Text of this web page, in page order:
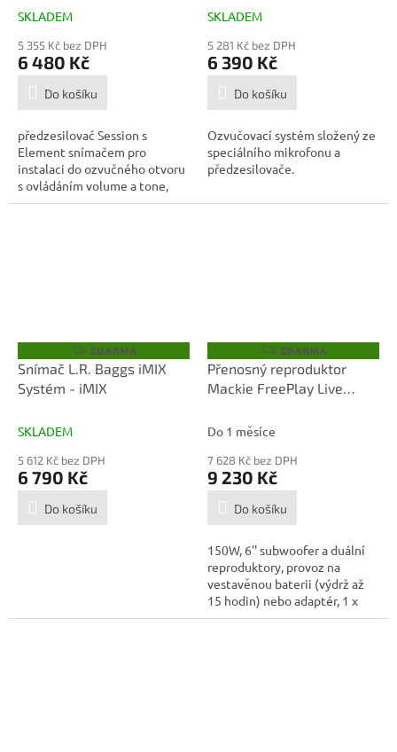
SKLADEM
5 355 Kč bez DPH
6 480 Kč
Do košíku
předzesilovač Session s
Element snímačem pro
instalaci do ozvučného otvoru
s ovládáním volume a tone,
dynamický...
SKLADEM
5 281 Kč bez DPH
6 390 Kč
Do košíku
Ozvučovací systém složený ze
speciálního mikrofonu a
předzesilovače.
Z
D
A
R
ZDARMA
Snímač L.R. Baggs iMIX
Systém - iMIX
SKLADEM
5 612 Kč bez DPH
6 790 Kč
Do košíku
Z
D
A
R
ZDARMA
Přenosný reproduktor
Mackie FreePlay Live
Do 1 měsíce
7 628 Kč bez DPH
9 230 Kč
Do košíku
150W, 6'' subwoofer a duální
reproduktory, provoz na
vestavěnou baterii (výdrž až
15 hodin) nebo adaptér, 1 x
1/8"...